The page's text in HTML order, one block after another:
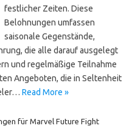
festlicher Zeiten. Diese
Belohnungen umfassen
saisonale Gegenstände,
die alle darauf ausgelegt
und regelmäßige Teilnahme
Angeboten, die in Seltenheit
Read More »
für Marvel Future Fight